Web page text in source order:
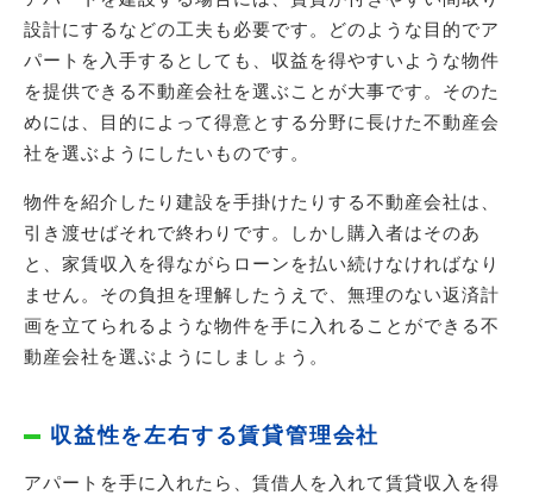
設計にするなどの工夫も必要です。どのような目的でア
パートを入手するとしても、収益を得やすいような物件
を提供できる不動産会社を選ぶことが大事です。そのた
めには、目的によって得意とする分野に長けた不動産会
社を選ぶようにしたいものです。
物件を紹介したり建設を手掛けたりする不動産会社は、
引き渡せばそれで終わりです。しかし購入者はそのあ
と、家賃収入を得ながらローンを払い続けなければなり
ません。その負担を理解したうえで、無理のない返済計
画を立てられるような物件を手に入れることができる不
動産会社を選ぶようにしましょう。
収益性を左右する賃貸管理会社
アパートを手に入れたら、賃借人を入れて賃貸収入を得